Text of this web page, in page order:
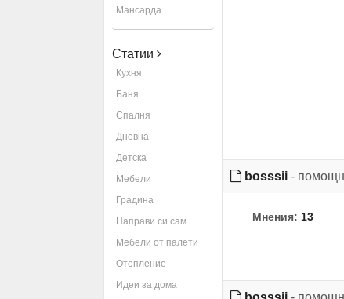
Мансарда
Статии
Кухня
Баня
Спалня
Дневна
Детска
Мебели
Градина
Направи си сам
Мебели от палети
Отопление
Идеи за дома
bosssii -
Мнения: 13